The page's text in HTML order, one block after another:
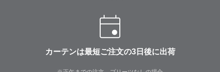
カーテンは最短ご注文の3日後に出荷